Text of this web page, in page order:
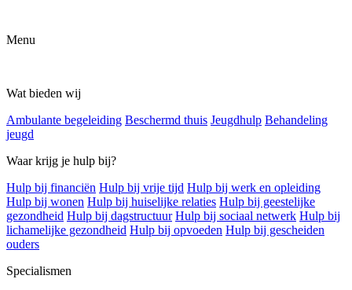
Menu
Wat bieden wij
Ambulante begeleiding Beschermd thuis Jeugdhulp Behandeling
jeugd
Waar krijg je hulp bij?
Hulp bij financiën Hulp bij vrije tijd Hulp bij werk en opleiding
Hulp bij wonen Hulp bij huiselijke relaties Hulp bij geestelijke
gezondheid Hulp bij dagstructuur Hulp bij sociaal netwerk Hulp bij
lichamelijke gezondheid Hulp bij opvoeden Hulp bij gescheiden
ouders
Specialismen